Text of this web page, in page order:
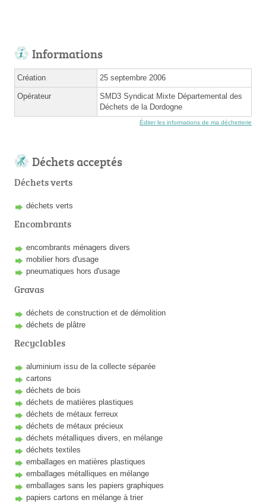
Informations
Création 25 septembre 2006
Opérateur
SMD3 Syndicat Mixte Départemental des
Déchets de la Dordogne
Éditer les informations de ma déchetterie
Déchets acceptés
Déchets verts
déchets verts
Encombrants
encombrants ménagers divers
mobilier hors d'usage
pneumatiques hors d'usage
Gravas
déchets de construction et de démolition
déchets de plâtre
Recyclables
aluminium issu de la collecte séparée
cartons
déchets de bois
déchets de matières plastiques
déchets de métaux ferreux
déchets de métaux précieux
déchets métalliques divers, en mélange
déchets textiles
emballages en matières plastiques
emballages métalliques en mélange
emballages sans les papiers graphiques
papiers cartons en mélange à trier